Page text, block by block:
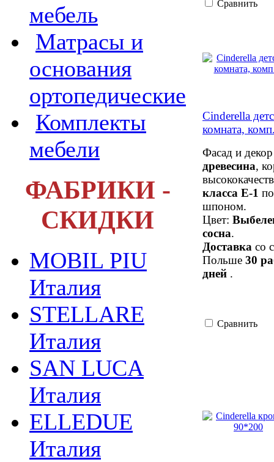
мебель
Матрасы и
основания
ортопедические
Комплекты
мебели
ФАБРИКИ -
СКИДКИ
MOBIL PIU
Италия
STELLARE
Италия
SAN LUCA
Италия
ELLEDUE
Италия
Сравнить
Cinderella
комната,
Фасад и
древесина,
класса Е-1
шпоном.
Цвет:
сосна.
Доставка со
Польше 30
дней .
Сравнить